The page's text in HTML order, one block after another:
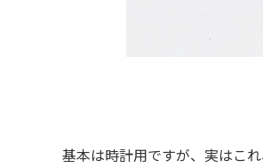
基本は時計用ですが、実はこれ